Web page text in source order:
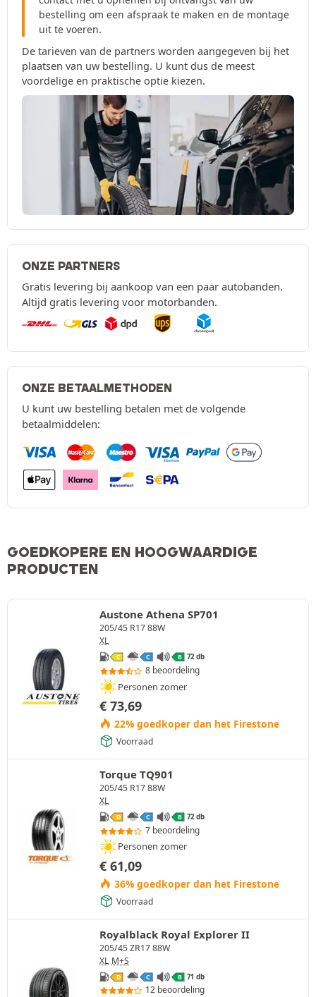
bestelling om een afspraak te maken en de montage
uit te voeren.
De tarieven van de partners worden aangegeven bij het
plaatsen van uw bestelling. U kunt dus de meest
voordelige en praktische optie kiezen.
ONZE PARTNERS
Gratis levering bij aankoop van een paar autobanden.
Altijd gratis levering voor motorbanden.
ONZE BETAALMETHODEN
U kunt uw bestelling betalen met de volgende
betaalmiddelen:
GOEDKOPERE EN HOOGWAARDIGE
PRODUCTEN
Austone Athena SP701
205/45 R17 88W
XL
C C B 72 db
8 beoordeling
Personen zomer
€ 73,69
22% goedkoper dan het Firestone
Voorraad
Torque TQ901
205/45 R17 88W
XL
D C B 72 db
7 beoordeling
Personen zomer
€ 61,09
36% goedkoper dan het Firestone
Voorraad
Royalblack Royal Explorer II
205/45 ZR17 88W
XL M+S
D C B 71 db
12 beoordeling